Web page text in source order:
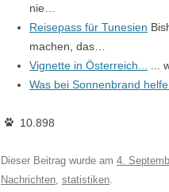
nie…
Reisepass für Tunesien
machen, das…
Vignette in Österreich...
...
Was bei Sonnenbrand
10.898
Dieser Beitrag wurde am 4.
Nachrichten statistiken